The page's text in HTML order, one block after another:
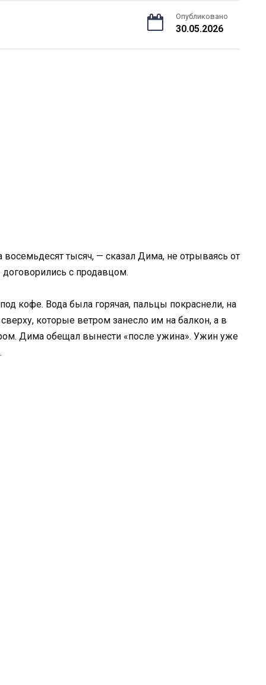
Опубликовано
30.05.2026
тысяч, — сказал Дима, не отрываясь от
с продавцом.
кофе. Вода была горячая, пальцы покраснели, на
которые ветром занесло им на балкон, а в
Дима обещал вынести «после ужина». Ужин уже